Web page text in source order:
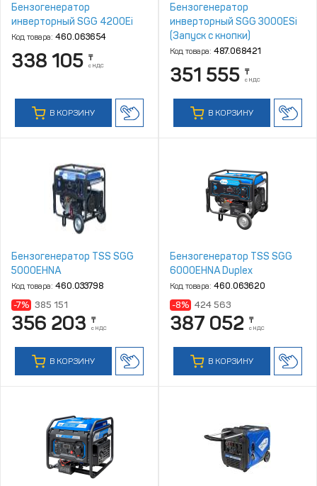
Бензогенератор
инверторный SGG 4200Ei
Код товара: 460.063654
338 105 ₸
с НДС
В КОРЗИНУ
Бензогенератор
инверторный SGG 3000ESi
(Запуск с кнопки)
Код товара: 487.068421
351 555 ₸
с НДС
В КОРЗИНУ
Бензогенератор TSS SGG
5000EHNA
Код товара: 460.033798
-7% 385 151
356 203 ₸
с НДС
В КОРЗИНУ
Бензогенератор TSS SGG
6000EHNA Duplex
Код товара: 460.063620
-8% 424 563
387 052 ₸
с НДС
В КОРЗИНУ